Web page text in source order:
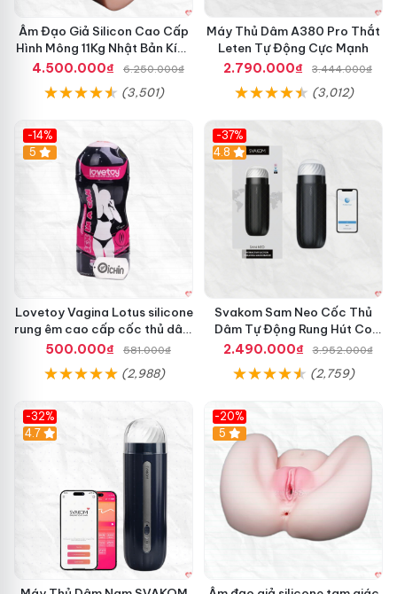
Âm Đạo Giả Silicon Cao Cấp
Hình Mông 11Kg Nhật Bản Kích
Thước Như Thật
4.500.000₫ 6.250.000₫
(3,501)
Máy Thủ Dâm A380 Pro Thắt
Leten Tự Động Cực Mạnh
2.790.000₫
3.444.000₫
(3,012)
-14%
Hot
5
Lovetoy Vagina Lotus silicone
rung êm cao cấp cốc thủ dâm
nam
500.000₫ 581.000₫
(2,988)
-37%
4.8
Svakom Sam Neo Cốc Thủ
Dâm Tự Động Rung Hút Co
Bóp App Điều Khiển
2.490.000₫ 3.952.000₫
(2,759)
-32%
Hot
4.7
-20%
Hot
5